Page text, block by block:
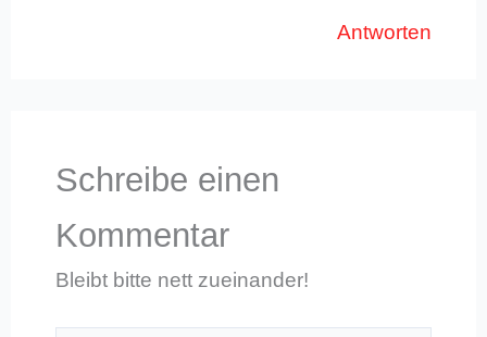
Antworten
Schreibe einen
Kommentar
Bleibt bitte nett zueinander!